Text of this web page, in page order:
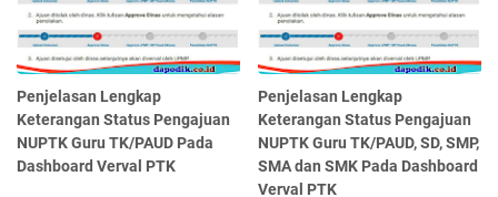
Penjelasan Lengkap
Keterangan Status Pengajuan
NUPTK Guru TK/PAUD Pada
Dashboard Verval PTK
Penjelasan Lengkap
Keterangan Status Pengajuan
NUPTK Guru TK/PAUD, SD, SMP,
SMA dan SMK Pada Dashboard
Verval PTK